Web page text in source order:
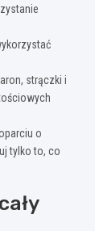
strączki i
o
tylko to, co